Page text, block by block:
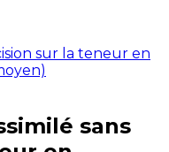
sur la teneur en
sans